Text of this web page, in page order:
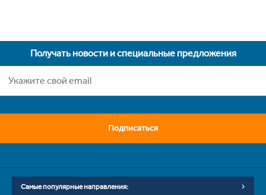
Получать новости и специальные предложения
Подписаться
Самые популярные направления: